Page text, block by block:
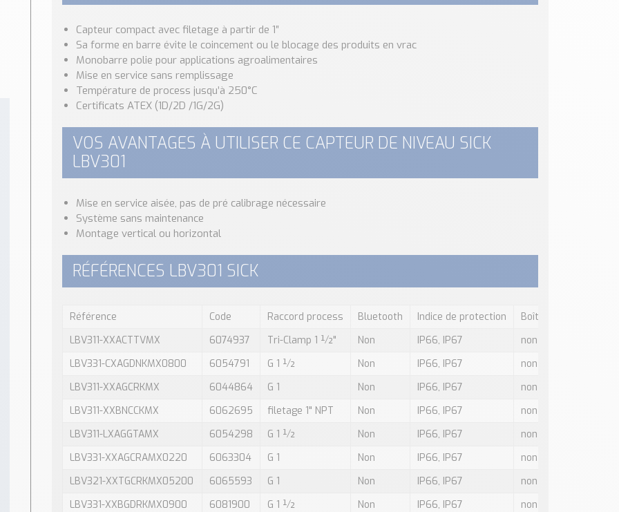
Capteur compact avec filetage à partir de 1″
Sa forme en barre évite le coincement ou le blocage des produits en vrac
Monobarre polie pour applications agroalimentaires
Mise en service sans remplissage
Température de process jusqu’à 250°C
Certificats ATEX (1D/2D /1G/2G)
VOS AVANTAGES À UTILISER CE CAPTEUR DE NIVEAU SICK
LBV301
Mise en service aisée, pas de pré calibrage nécessaire
Système sans maintenance
Montage vertical ou horizontal
RÉFÉRENCES LBV301 SICK
Référence Code Raccord process Bluetooth Indice de protection
Boîtier avec
LBV311-XXACTTVMX
6074937 Tri-Clamp 1 ½" Non IP66, IP67
non
LBV331-CXAGDNKMX0800
6054791 G 1 ½ Non IP66, IP67
non
LBV311-XXAGCRKMX
6044864 G 1 Non IP66, IP67
non
LBV311-XXBNCCKMX
6062695 filetage 1" NPT Non IP66, IP67
non
LBV311-LXAGGTAMX
6054298 G 1 ½ Non IP66, IP67
non
LBV331-XXAGCRAMX0220
6063304 G 1 Non IP66, IP67
non
LBV321-XXTGCRKMX05200
6065593 G 1 Non IP66, IP67
non
LBV331-XXBGDRKMX0900
6081900 G 1 ½ Non IP66, IP67
non